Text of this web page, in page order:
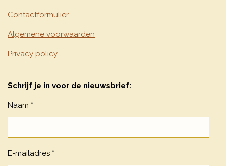
Contactformulier
Algemene voorwaarden
Privacy policy
Schrijf je in voor de nieuwsbrief:
Naam *
E-mailadres *